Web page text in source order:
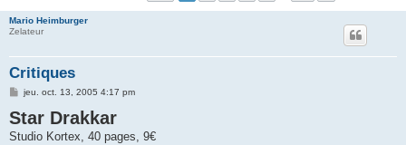
Mario Heimburger
Zelateur
Critiques
M
s
s
a
jeu. oct. 13, 2005 4:17 pm
Star Drakkar
Studio Kortex, 40 pages, 9€